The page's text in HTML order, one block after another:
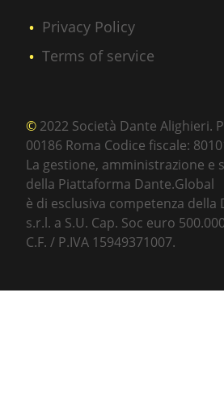
Privacy Policy
Terms of service
© 2022 Società Dante Alighieri.
00186 Roma Codice fiscale:
La gestione, amministrazione e
della Piattaforma Dante.Global
è di esclusiva competenza della
s.r.l. a S.U. Cap. Soc euro
C.F. / P.IVA 15949371007.